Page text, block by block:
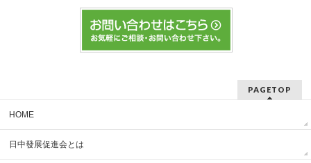
PAGETOP
HOME
日中發展促進会とは